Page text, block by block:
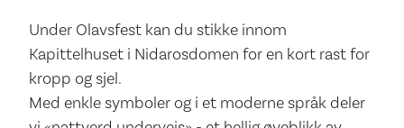
Under Olavsfest kan du stikke innom
Kapittelhuset i Nidarosdomen for en kort rast for
kropp og sjel.
Med enkle symboler og i et moderne språk deler